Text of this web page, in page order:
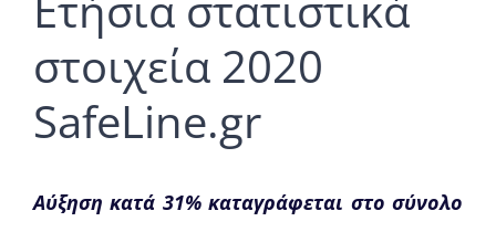
στοιχεία 2020
SafeLine.gr
Aύξηση κατά 31% καταγράφεται στο σύνολο